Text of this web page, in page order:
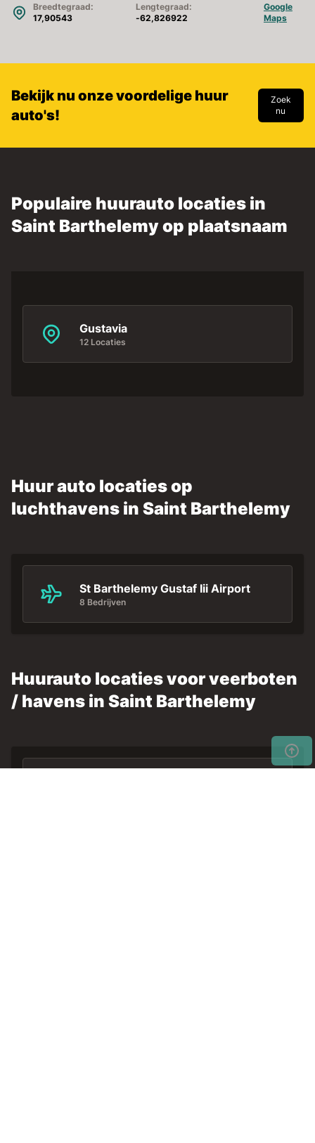
Breedtegraad:
17,90543
Lengtegraad:
-62,826922
Google
Maps
Bekijk nu onze voordelige huur
auto's!
Zoek
nu
Populaire huurauto locaties in
Saint Barthelemy op plaatsnaam
Gustavia
12 Locaties
Huur auto locaties op
luchthavens in Saint Barthelemy
St Barthelemy Gustaf Iii Airport
8 Bedrijven
Huurauto locaties voor veerboten
/ havens in Saint Barthelemy